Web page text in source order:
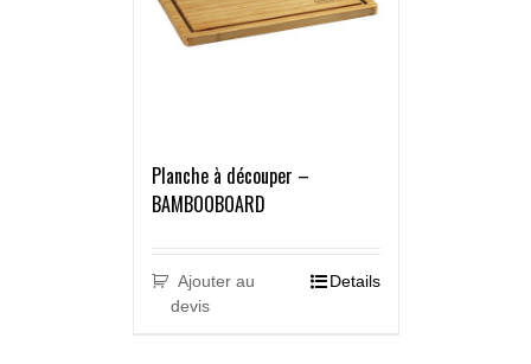
Planche à découper –
BAMBOOBOARD
Ajouter au
devis
Details